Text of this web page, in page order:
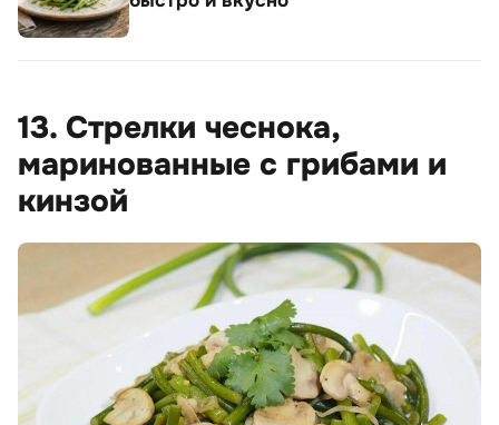
13. Стрелки чеснока,
маринованные с грибами и
кинзой